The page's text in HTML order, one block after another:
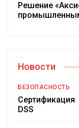
Решение
Новости
БЕЗОПАСНОСТЬ
Сертификация
DSS